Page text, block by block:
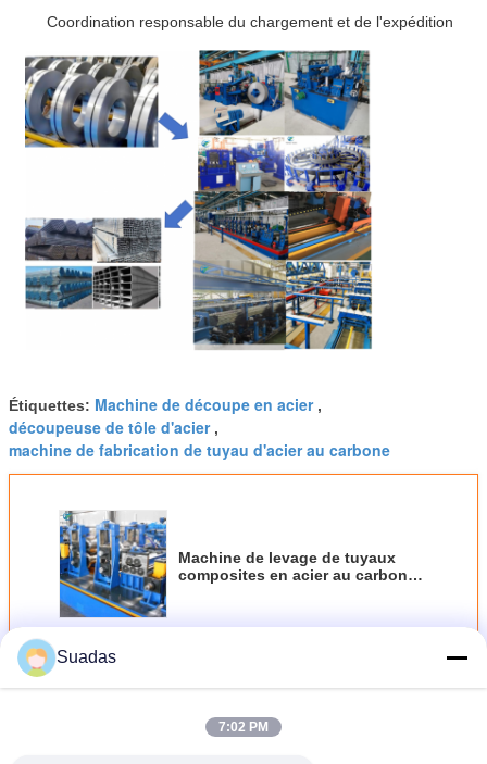
Coordination responsable du chargement et de l'expédition
Étiquettes: Machine de découpe en acier,
découpeuse de tôle d'acier,
machine de fabrication de tuyau d'acier au carbone
Machine de levage de tuyaux
composites en acier au carbone
Suadas
7:02 PM